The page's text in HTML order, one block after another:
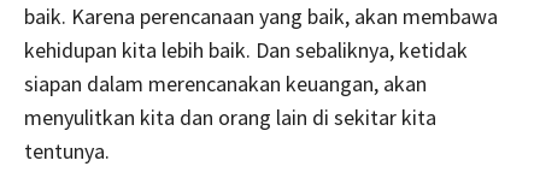
baik. Karena perencanaan yang baik, akan membawa
kehidupan kita lebih baik. Dan sebaliknya, ketidak
siapan dalam merencanakan keuangan, akan
menyulitkan kita dan orang lain di sekitar kita
tentunya.